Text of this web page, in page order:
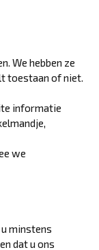
We hebben ze
toestaan ​​of niet.
informatie
we
minstens
dat u ons